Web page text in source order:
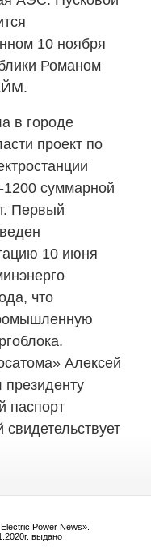
10 ноября
Романом
в городе
проект по
суммарной
Первый
10 июня
что
Алексей
паспорт
Power News».
выдано